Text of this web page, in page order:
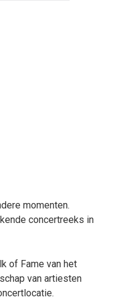
momenten.
concertreeks in
of Fame van het
van artiesten